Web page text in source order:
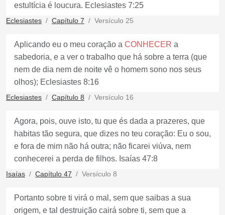
estultícia é loucura. Eclesiastes 7:25
Eclesiastes Capítulo 7 Versículo 25
Aplicando eu o meu coração a CONHECER a
sabedoria, e a ver o trabalho que há sobre a terra (que
nem de dia nem de noite vê o homem sono nos seus
olhos); Eclesiastes 8:16
Eclesiastes Capítulo 8 Versículo 16
Agora, pois, ouve isto, tu que és dada a prazeres, que
habitas tão segura, que dizes no teu coração: Eu o sou,
e fora de mim não há outra; não ficarei viúva, nem
conhecerei a perda de filhos. Isaías 47:8
Isaías Capítulo 47 Versículo 8
Portanto sobre ti virá o mal, sem que saibas a sua
origem, e tal destruição cairá sobre ti, sem que a